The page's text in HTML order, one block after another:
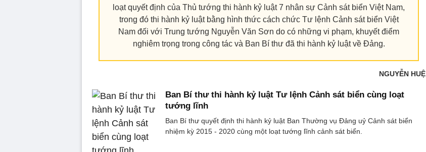
loạt quyết định của Thủ tướng thi hành kỷ luật 7 nhân sự Cảnh sát biển Việt Nam,
trong đó thi hành kỷ luật bằng hình thức cách chức Tư lệnh Cảnh sát biển Việt
Nam đối với Trung tướng Nguyễn Văn Sơn do có những vi phạm, khuyết điểm
nghiêm trọng trong công tác và Ban Bí thư đã thi hành kỷ luật về Đảng.
NGUYỄN HUỆ
Ban Bí thư thi hành kỷ luật Tư lệnh Cảnh sát biển cùng loạt
tướng lĩnh
Ban Bí thư quyết định thi hành kỷ luật Ban Thường vụ Đảng uỷ Cảnh sát biển
nhiệm kỳ 2015 - 2020 cùng một loạt tướng lĩnh cảnh sát biển.